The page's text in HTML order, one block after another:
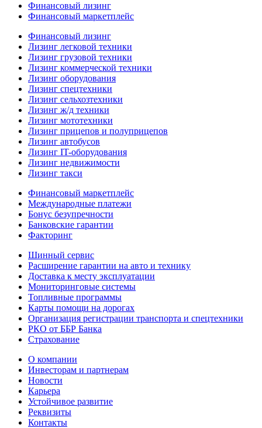
Финансовый лизинг
Финансовый маркетплейс
Финансовый лизинг
Лизинг легковой техники
Лизинг грузовой техники
Лизинг коммерческой техники
Лизинг оборудования
Лизинг спецтехники
Лизинг сельхозтехники
Лизинг ж/д техники
Лизинг мототехники
Лизинг прицепов и полуприцепов
Лизинг автобусов
Лизинг IT-оборудования
Лизинг недвижимости
Лизинг такси
Финансовый маркетплейс
Международные платежи
Бонус безупречности
Банковские гарантии
Факторинг
Шинный сервис
Расширение гарантии на авто и технику
Доставка к месту эксплуатации
Мониторинговые системы
Топливные программы
Карты помощи на дорогах
Организация регистрации транспорта и спецтехники
РКО от ББР Банка
Страхование
О компании
Инвесторам и партнерам
Новости
Карьера
Устойчивое развитие
Реквизиты
Контакты